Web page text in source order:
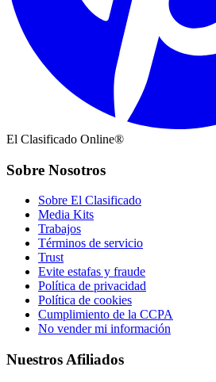
El Clasificado Online®
Sobre Nosotros
Sobre El Clasificado
Media Kits
Trabajos
Términos de servicio
Trust
Evite estafas y fraude
Política de privacidad
Política de cookies
Cumplimiento de la CCPA
No vender mi información
Nuestros Afiliados